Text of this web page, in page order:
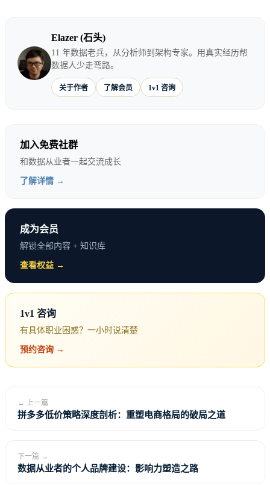
的基础决定了什么技术你能快速上手，什么技术需要
先补基础。
技术选择的好答案不是「行业最热的技术」，而是
「够用原则」vs「精通原则」
很多技术焦虑来自混淆了这两种技能策略：
够用原则（Breadth-First）
能在工作中使用基本功能，遇到问题知道去哪里查。
适用场景：不是你核心工作领域的技术、你需要跨领
域协作但不需要深挖的工具、短期内快速上手某个工
具完成特定任务。
Elazer (石头)
11 年数据老兵，从分析师到架构专家。用真实经历帮
数据人少走弯路。
关于作者 了解会员 1v1 咨询
加入免费社群
和数据从业者一起交流成长
了解详情 →
成为会员
解锁全部内容 + 知识库
查看权益 →
1v1 咨询
有具体职业困惑？一小时说清楚
预约咨询 →
← 上一篇
拼多多低价策略深度剖析：重塑电商格局的破局之道
下一篇 →
数据从业者的个人品牌建设：影响力塑造之路